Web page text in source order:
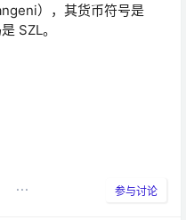
），其货币符号是
SZL。
参与讨论